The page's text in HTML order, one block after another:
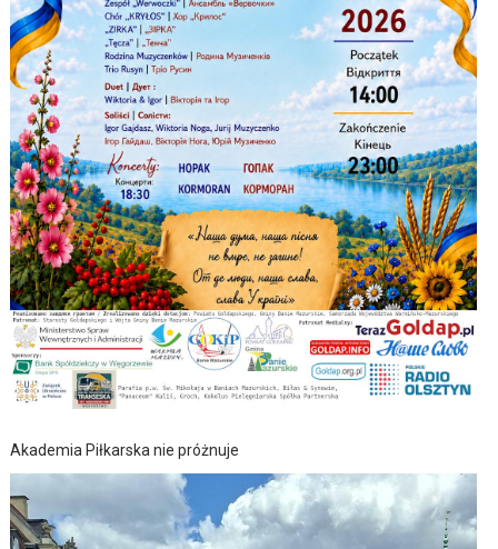
Akademia Piłkarska nie próżnuje